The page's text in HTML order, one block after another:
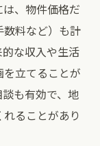
、物件価格だ
料など）も計
な収入や生活
立てることが
も有効で、地
ることがあり